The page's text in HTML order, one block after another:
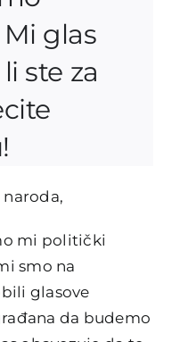
glas
ste za
mi politički
smo na
glasove
da budemo